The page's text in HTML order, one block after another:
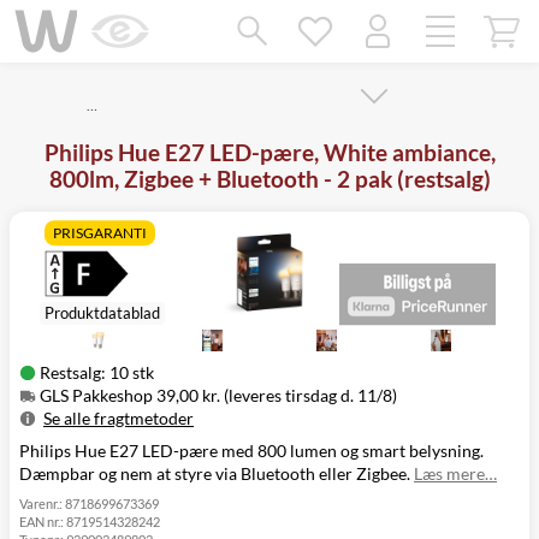
…
Philips Hue E27 LED-pære, White ambiance,
800lm, Zigbee + Bluetooth - 2 pak (restsalg)
Produktdatablad
PRISGARANTI
Restsalg: 10 stk
GLS Pakkeshop 39,00 kr. (leveres tirsdag d. 11/8)
Se alle fragtmetoder
Metode
Pris
Leveres
GLS Pakkeshop
39,00 kr.
Tirsdag d. 11/8
GLS
Hjemmelevering
Philips Hue E27 LED-pære med 800 lumen og smart belysning.
Dæmpbar og nem at styre via Bluetooth eller Zigbee. Læs mere…
Varenr.: 8718699673369
EAN nr.: 8719514328242
Mangler chatten?
Ret samtykke!